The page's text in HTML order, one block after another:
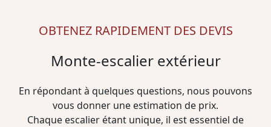
OBTENEZ RAPIDEMENT DES DEVIS
Monte-escalier extérieur
En répondant à quelques questions, nous pouvons
vous donner une estimation de prix.
Chaque escalier étant unique, il est essentiel de